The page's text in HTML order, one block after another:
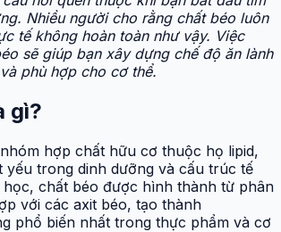
Nhiều người cho rằng chất béo luôn
tế không hoàn toàn như vậy. Việc
sẽ giúp bạn xây dựng chế độ ăn lành
phù hợp cho cơ thể.
gì?
hợp chất hữu cơ thuộc họ lipid,
yếu trong dinh dưỡng và cấu trúc tế
học, chất béo được hình thành từ phân
với các axit béo, tạo thành
phổ biến nhất trong thực phẩm và cơ